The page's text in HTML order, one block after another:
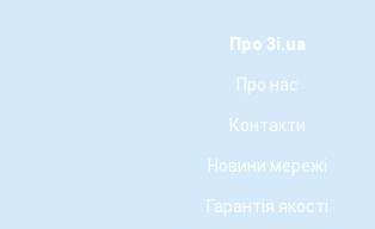
Про 3i.ua
Про нас
Контакти
Новини мережі
Гарантія якості